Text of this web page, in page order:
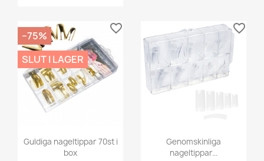
Guldiga nageltippar 70st i
box
−75%
SLUT I LAGER
favorite_border
Genomskinliga
nageltippar...
favorite_border